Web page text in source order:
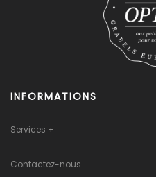
INFORMATIONS
Services +
Contactez-nous